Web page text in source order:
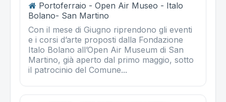
Portoferraio - Open Air Museo - Italo
Bolano- San Martino
Con il mese di Giugno riprendono gli eventi
e i corsi d’arte proposti dalla Fondazione
Italo Bolano all’Open Air Museum di San
Martino, già aperto dal primo maggio, sotto
il patrocinio del Comune...